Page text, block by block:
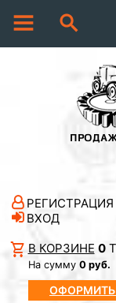
РЕГИСТРАЦИЯ
ВХОД
В КОРЗИНЕ 0
На сумму 0 руб.
ОФОРМИТЬ